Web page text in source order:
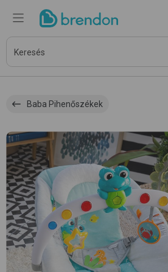
Baba Pihenőszékek